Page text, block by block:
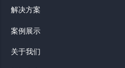
解决方案
案例展示
关于我们